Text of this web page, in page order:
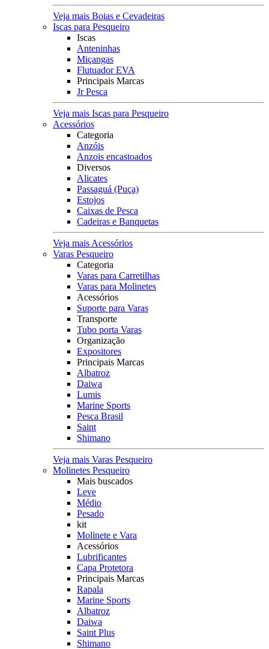
Veja mais Boias e Cevadeiras
Iscas para Pesqueiro
Iscas
Anteninhas
Miçangas
Flutuador EVA
Principais Marcas
Jr Pesca
Veja mais Iscas para Pesqueiro
Acessórios
Categoria
Anzóis
Anzois encastoados
Diversos
Alicates
Passaguá (Puça)
Estojos
Caixas de Pesca
Cadeiras e Banquetas
Veja mais Acessórios
Varas Pesqueiro
Categoria
Varas para Carretilhas
Varas para Molinetes
Acessórios
Suporte para Varas
Transporte
Tubo porta Varas
Organização
Expositores
Principais Marcas
Albatroz
Daiwa
Lumis
Marine Sports
Pesca Brasil
Saint
Shimano
Veja mais Varas Pesqueiro
Molinetes Pesqueiro
Mais buscados
Leve
Médio
Pesado
kit
Molinete e Vara
Acessórios
Lubrificantes
Capa Protetora
Principais Marcas
Rapala
Marine Sports
Albatroz
Daiwa
Saint Plus
Shimano